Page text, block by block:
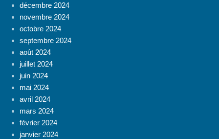
décembre 2024
novembre 2024
octobre 2024
septembre 2024
août 2024
juillet 2024
juin 2024
mai 2024
avril 2024
mars 2024
février 2024
janvier 2024